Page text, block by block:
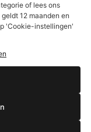
KORTING 10 %
of lees ons
12 maanden en
'Cookie-instellingen'